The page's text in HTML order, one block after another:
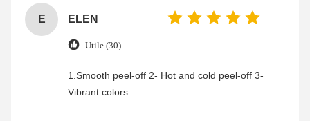
E ELEN
Utile (30)
1.Smooth peel-off 2- Hot and cold peel-off 3-
Vibrant colors